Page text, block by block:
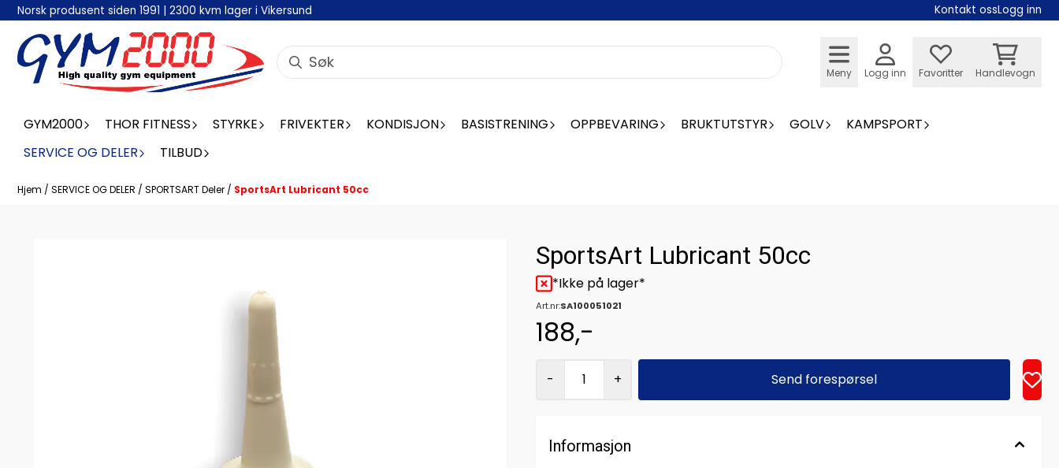
Hopp til innhold
Norsk produsent siden 1991 | 2300 kvm lager i Vikersund Kontakt ossLogg inn
Meny Logg inn Favoritter Handlevogn
GYM2000 THOR FITNESS STYRKE FRIVEKTER KONDISJON BASISTRENING OPPBEVARING BRUKTUTSTYR GOLV
KAMPSPORT
SERVICE OG DELER
TILBUD
Hjem / SERVICE OG DELER / SPORTSART Deler / SportsArt Lubricant 50cc
SportsArt Lubricant 50cc
*Ikke på lager*
Art.nr:SA100051021
188,-
- + Send forespørsel
Informasjon